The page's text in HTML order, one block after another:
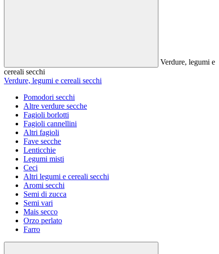
Verdure, legumi e
cereali secchi
Verdure, legumi e cereali secchi
Pomodori secchi
Altre verdure secche
Fagioli borlotti
Fagioli cannellini
Altri fagioli
Fave secche
Lenticchie
Legumi misti
Ceci
Altri legumi e cereali secchi
Aromi secchi
Semi di zucca
Semi vari
Mais secco
Orzo perlato
Farro